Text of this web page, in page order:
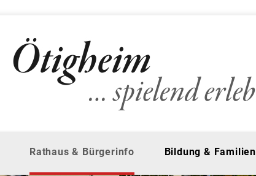
Rathaus & Bürgerinfo Bildung & Familien